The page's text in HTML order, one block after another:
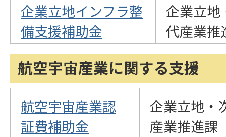
企業立地インフラ整
備支援補助金
企業立地
代産業推
航空宇宙産業に関する支援
航空宇宙産業認
証費補助金
企業立地・
産業推進課